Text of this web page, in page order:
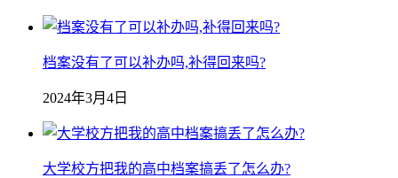
档案没有了可以补办吗,补得回来吗?
2024年3月4日
大学校方把我的高中档案搞丢了怎么办?